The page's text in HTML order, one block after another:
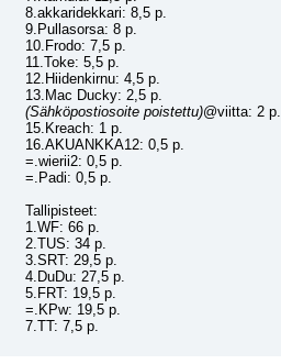
8.akkaridekkari: 8,5 p.
9.Pullasorsa: 8 p.
10.Frodo: 7,5 p.
11.Toke: 5,5 p.
12.Hiidenkirnu: 4,5 p.
13.Mac Ducky: 2,5 p.
(Sähköpostiosoite poistettu)@viitta: 2 p.
15.Kreach: 1 p.
16.AKUANKKA12: 0,5 p.
=.wierii2: 0,5 p.
=.Padi: 0,5 p.
Tallipisteet:
1.WF: 66 p.
2.TUS: 34 p.
3.SRT: 29,5 p.
4.DuDu: 27,5 p.
5.FRT: 19,5 p.
=.KPw: 19,5 p.
7.TT: 7,5 p.